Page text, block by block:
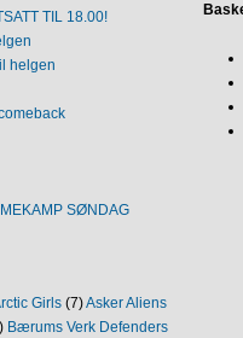
TIL 18.00!
helgen
SØNDAG
Girls(7)Asker Aliens
Bærums Verk Defenders